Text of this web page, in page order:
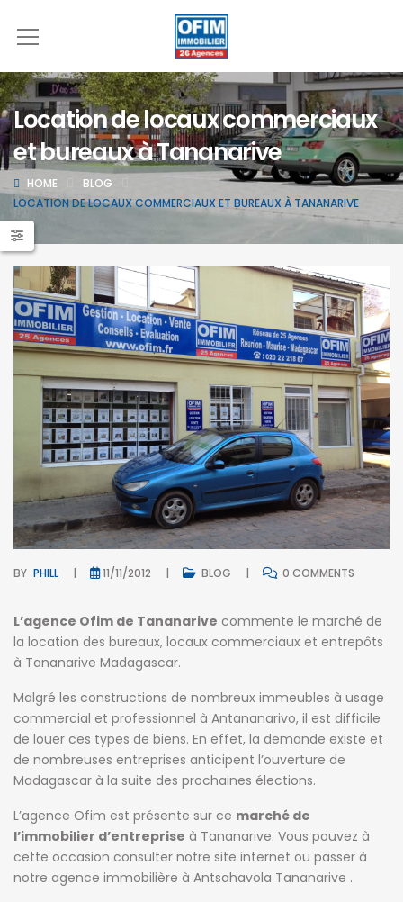
Location de locaux commerciaux
et bureaux à Tananarive
HOME
BLOG
LOCATION DE LOCAUX COMMERCIAUX ET BUREAUX À TANANARIVE
BY PHILL 11/11/2012 BLOG 0 COMMENTS
L’agence Ofim de Tananarive commente le marché de
la location des bureaux, locaux commerciaux et entrepôts
à Tananarive Madagascar.
Malgré les constructions de nombreux immeubles à usage
commercial et professionnel à Antananarivo, il est difficile
de louer ces types de biens. En effet, la demande existe et
de nombreuses entreprises anticipent l’ouverture de
Madagascar à la suite des prochaines élections.
L’agence Ofim est présente sur ce marché de
l’immobilier d’entreprise à Tananarive. Vous pouvez à
cette occasion consulter notre site internet ou passer à
notre agence immobilière à Antsahavola Tananarive .